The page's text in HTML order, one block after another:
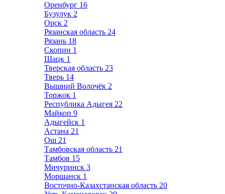
Оренбург 16
Бузулук 2
Орск 2
Рязанская область 24
Рязань 18
Скопин 1
Шацк 1
Тверская область 23
Тверь 14
Вышний Волочёк 2
Торжок 1
Республика Адыгея 22
Майкоп 9
Адыгейск 1
Астана 21
Ош 21
Тамбовская область 21
Тамбов 15
Мичуринск 3
Моршанск 1
Восточно-Казахстанская область 20